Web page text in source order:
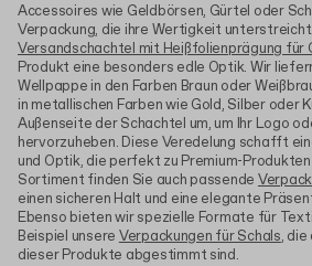
Accessoires wie Geldbörsen, Gürtel oder
Verpackung, die ihre Wertigkeit
Versandschachtel mit Heißfolienprägung für
Produkt eine besonders edle Optik. Wir
Wellpappe in den Farben Braun oder
in metallischen Farben wie Gold, Silber oder
Außenseite der Schachtel um, um Ihr Logo
hervorzuheben. Diese Veredelung schafft
und Optik, die perfekt zu Premium-
Sortiment finden Sie auch passende
einen sicheren Halt und eine elegante
Ebenso bieten wir spezielle Formate für
Beispiel unsere Verpackungen für Schals,
dieser Produkte abgestimmt sind.